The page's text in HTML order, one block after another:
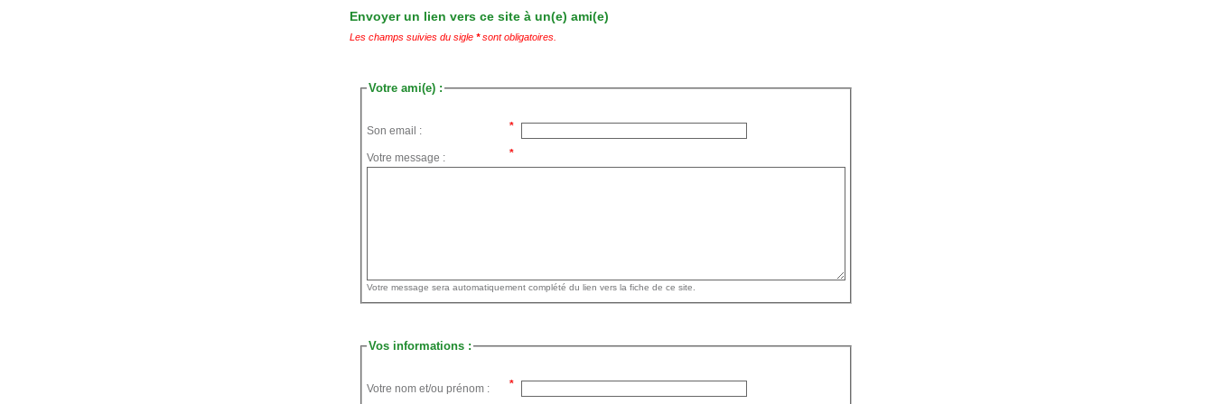
Envoyer un lien vers ce site à un(e) ami(e)
Les champs suivies du sigle *sont obligatoires.
Votre ami(e) :
Son email :
Votre message :
Votre message sera automatiquement complété du lien vers la fiche de ce site.
Vos informations :
Votre nom et/ou prénom :